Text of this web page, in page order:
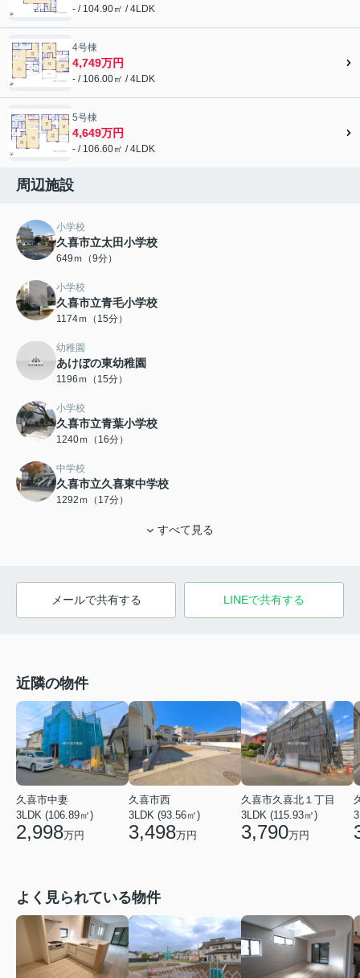
- / 104.90㎡ / 4LDK
4号棟
4,749万円
- / 106.00㎡ / 4LDK
5号棟
4,649万円
- / 106.60㎡ / 4LDK
周辺施設
小学校
久喜市立太田小学校
649ｍ（9分）
小学校
久喜市立青毛小学校
1174ｍ（15分）
幼稚園
あけぼの東幼稚園
1196ｍ（15分）
小学校
久喜市立青葉小学校
1240ｍ（16分）
中学校
久喜市立久喜東中学校
1292ｍ（17分）
すべて見る
メールで共有する LINEで共有する
近隣の物件
久喜市中妻
3LDK (106.89㎡)
2,998万円
久喜市西
3LDK (93.56㎡)
3,498万円
久喜市久喜北１丁目
3LDK (115.93㎡)
3,790万円
よく見られている物件